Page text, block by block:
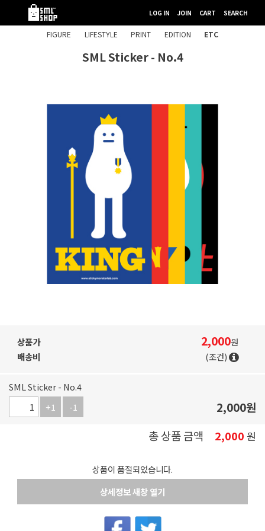
LOG IN JOIN CART SEARCH
FIGURE LIFESTYLE PRINT EDITION ETC
SML Sticker - No.4
상품가 2,000원
배송비
(조건)
SML Sticker - No.4
+1
-1 2,000원
총 상품 금액
2,000 원
상품이 품절되었습니다.
상세정보 새창 열기